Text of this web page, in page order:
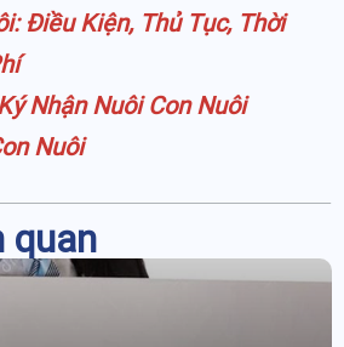
Điều Kiện, Thủ Tục, Thời
Nhận Nuôi Con Nuôi
Nuôi
quan